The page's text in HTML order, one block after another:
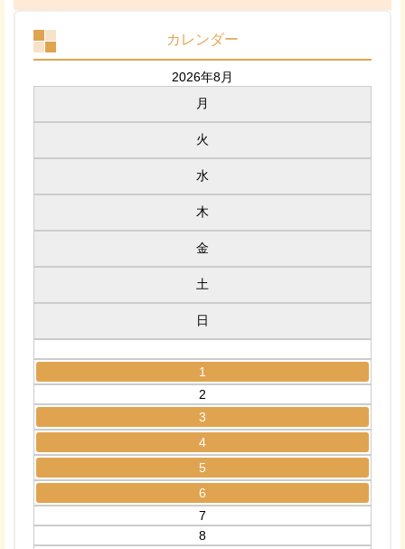
カレンダー
2026年8月
月
火
水
木
金
土
日
1
2
3
4
5
6
7
8